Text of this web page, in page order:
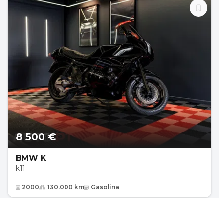
8 500 €
BMW K
k11
2000 130.000 km Gasolina